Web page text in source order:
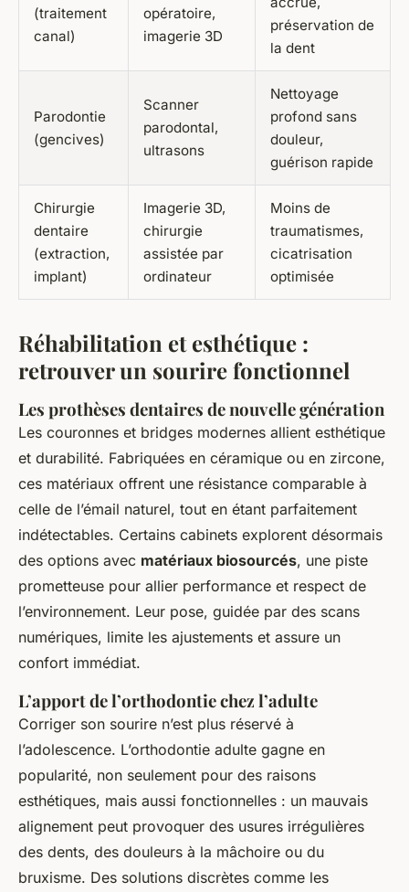
(traitement
canal)
opératoire,
imagerie 3D
préservation de
la dent
Parodontie
(gencives)
Scanner
parodontal,
ultrasons
Nettoyage
profond sans
douleur,
guérison rapide
Chirurgie
dentaire
(extraction,
implant)
Imagerie 3D,
chirurgie
assistée par
ordinateur
Moins de
traumatismes,
cicatrisation
optimisée
Réhabilitation et esthétique :
retrouver un sourire fonctionnel
Les prothèses dentaires de nouvelle génération
Les couronnes et bridges modernes allient esthétique
et durabilité. Fabriquées en céramique ou en zircone,
ces matériaux offrent une résistance comparable à
celle de l’émail naturel, tout en étant parfaitement
indétectables. Certains cabinets explorent désormais
des options avec matériaux biosourcés, une piste
prometteuse pour allier performance et respect de
l’environnement. Leur pose, guidée par des scans
numériques, limite les ajustements et assure un
confort immédiat.
L’apport de l’orthodontie chez l’adulte
Corriger son sourire n’est plus réservé à
l’adolescence. L’orthodontie adulte gagne en
popularité, non seulement pour des raisons
esthétiques, mais aussi fonctionnelles : un mauvais
alignement peut provoquer des usures irrégulières
des dents, des douleurs à la mâchoire ou du
bruxisme. Des solutions discrètes comme les